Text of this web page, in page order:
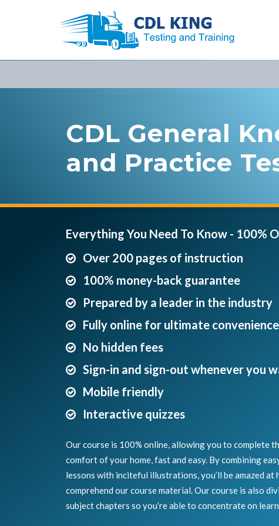
CDL General
and Practice
Everything You Need To Know - 100%
Over 200 pages of instruction
100% money-back guarantee
Prepared by a leader in the industry
Fully online for ultimate convenience
No hidden fees
Sign-in and sign-out whenever you
Mobile friendly
Interactive quizzes
Our course is 100% online, allowing you to complete
comfort of your home, fast and easy. By combining
lessons with inciteful illustrations, you’ll be amazed at
comprehend our course material. Our course is also
subject chapters so you’re able to concentrate on